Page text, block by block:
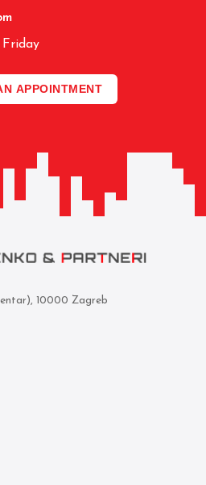
APPOINTMENT
10000 Zagreb